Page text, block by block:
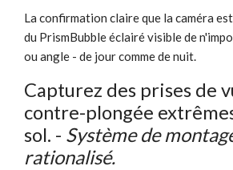
La confirmation claire que la caméra
du PrismBubble éclairé visible de
ou angle - de jour comme de nuit.
Capturez des prises de
contre-plongée
sol. - Système de
rationalisé.